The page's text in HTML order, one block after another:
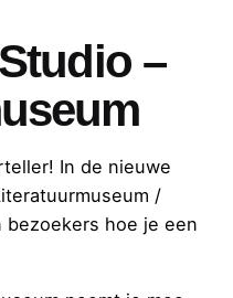
–
In de nieuwe
/
bezoekers hoe je een